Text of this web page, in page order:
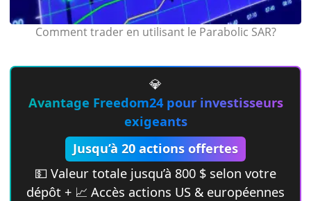
Comment trader en utilisant le Parabolic SAR?
💎
Avantage Freedom24 pour investisseurs
exigeants
Jusqu’à 20 actions offertes
💵 Valeur totale jusqu’à 800 $ selon votre
dépôt + 📈 Accès actions US & européennes